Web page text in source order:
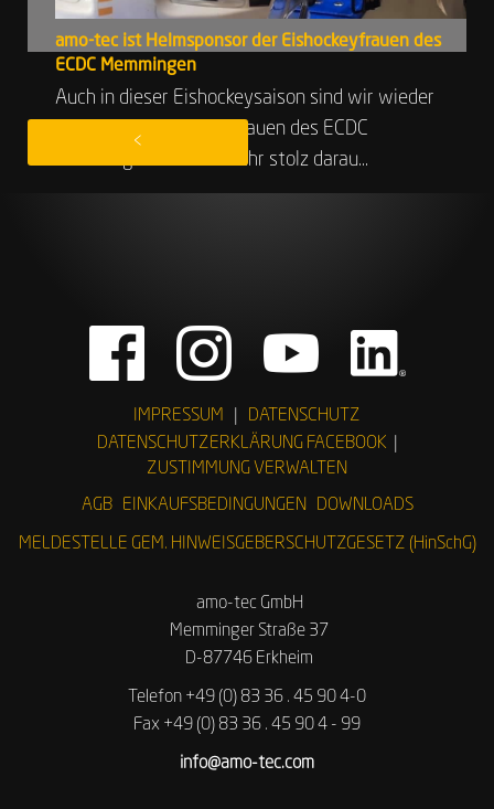
amo-tec ist Helmsponsor der Eishockeyfrauen des
ECDC Memmingen
Auch in dieser Eishockeysaison sind wir wieder
Partner der Eishockeyfrauen des ECDC
Memmingen. Wir sind sehr stolz darau...
<
IMPRESSUM
DATENSCHUTZ
DATENSCHUTZERKLÄRUNG FACEBOOK
ZUSTIMMUNG VERWALTEN
AGB EINKAUFSBEDINGUNGEN DOWNLOADS
MELDESTELLE GEM. HINWEISGEBERSCHUTZGESETZ (HinSchG)
amo-tec GmbH
Memminger Straße 37
D-87746 Erkheim
Telefon +49 (0) 83 36 . 45 90 4-0
Fax +49 (0) 83 36 . 45 90 4 - 99
info@amo-tec.com